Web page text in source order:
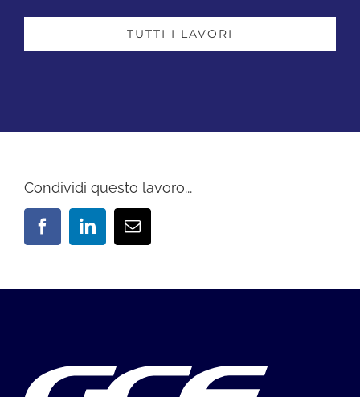
Malipiero – San
Marco – Venezia
Maurizio –
Venezia
TUTTI I LAVORI
Condividi questo lavoro...
FacebookLinkedinEmail